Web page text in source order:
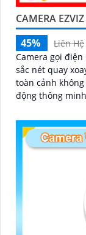
CAMERA
45%
Liên Hệ
Camera gọi điện
sắc nét quay
toàn cảnh không góc khuất. Phát
động thông